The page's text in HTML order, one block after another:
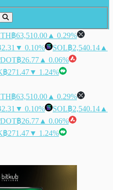
฿63,510.00 ▲ 0.29%
▼ 0.10% SOL฿2,540.14 ▲
DOT฿26.77 ▲ 0.06%
฿271.47▼ 1.24%
฿63,510.00 ▲ 0.29%
▼ 0.10% SOL฿2,540.14 ▲
DOT฿26.77 ▲ 0.06%
฿271.47▼ 1.24%